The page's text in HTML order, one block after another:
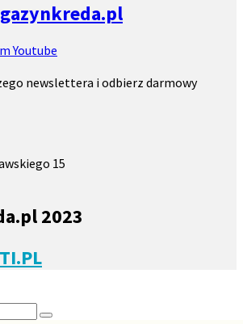
Youtube
newslettera i odbierz darmowy
15
2023